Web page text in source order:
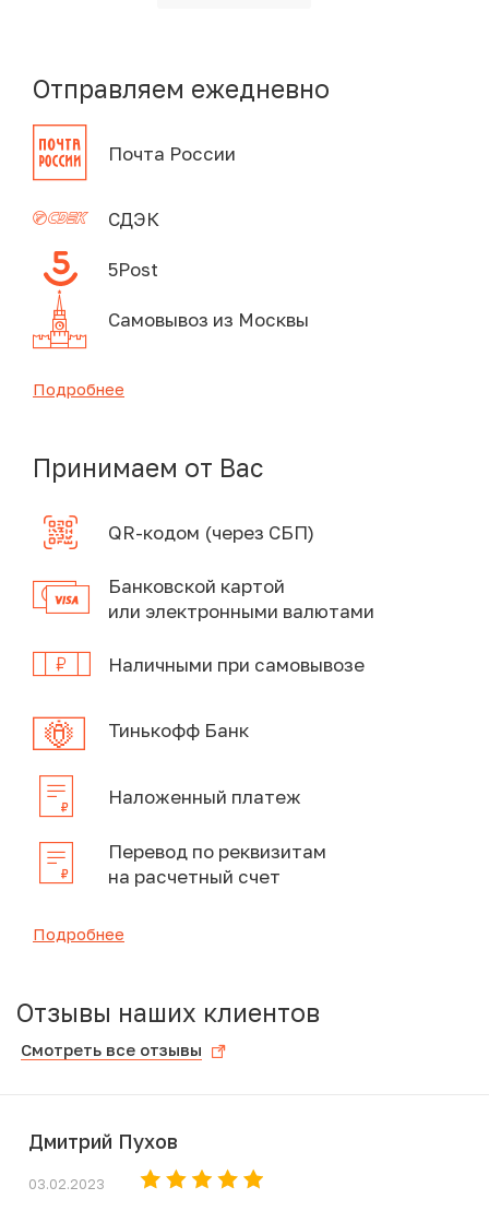
Отправляем ежедневно
Почта России
СДЭК
5Post
Самовывоз из Москвы
Подробнее
Принимаем от Вас
QR-кодом (через СБП)
Банковской картой
или электронными валютами
Наличными при самовывозе
Тинькофф Банк
Наложенный платеж
Перевод по реквизитам
на расчетный счет
Подробнее
Отзывы наших клиентов
Смотреть все отзывы
Дмитрий Пухов
03.02.2023